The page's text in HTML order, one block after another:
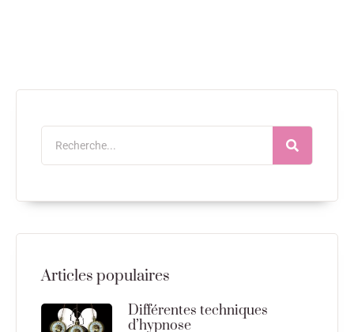
Articles populaires
Différentes techniques
d’hypnose